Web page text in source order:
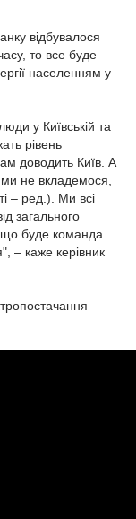
відбувалося
то все буде
населенням у
у Київській та
рівень
доводить Київ. А
не вкладемося,
– ред.). Ми всі
загального
буде команда
– каже керівник